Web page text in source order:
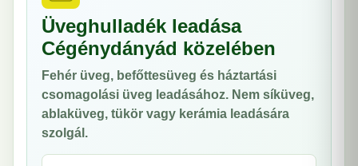
Üveghulladék leadása
Cégénydányád közelében
Fehér üveg, befőttesüveg és háztartási
csomagolási üveg leadásához. Nem síküveg,
ablaküveg, tükör vagy kerámia leadására
szolgál.